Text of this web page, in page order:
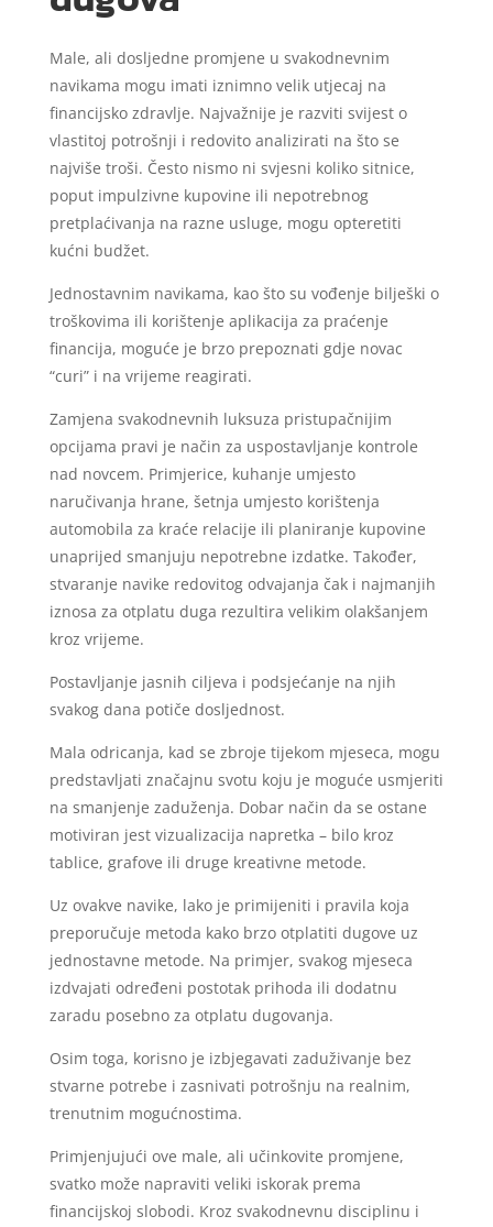
Male, ali dosljedne promjene u svakodnevnim
navikama mogu imati iznimno velik utjecaj na
financijsko zdravlje. Najvažnije je razviti svijest o
vlastitoj potrošnji i redovito analizirati na što se
najviše troši. Često nismo ni svjesni koliko sitnice,
poput impulzivne kupovine ili nepotrebnog
pretplaćivanja na razne usluge, mogu opteretiti
kućni budžet.
Jednostavnim navikama, kao što su vođenje bilješki o
troškovima ili korištenje aplikacija za praćenje
financija, moguće je brzo prepoznati gdje novac
“curi” i na vrijeme reagirati.
Zamjena svakodnevnih luksuza pristupačnijim
opcijama pravi je način za uspostavljanje kontrole
nad novcem. Primjerice, kuhanje umjesto
naručivanja hrane, šetnja umjesto korištenja
automobila za kraće relacije ili planiranje kupovine
unaprijed smanjuju nepotrebne izdatke. Također,
stvaranje navike redovitog odvajanja čak i najmanjih
iznosa za otplatu duga rezultira velikim olakšanjem
kroz vrijeme.
Postavljanje jasnih ciljeva i podsjećanje na njih
svakog dana potiče dosljednost.
Mala odricanja, kad se zbroje tijekom mjeseca, mogu
predstavljati značajnu svotu koju je moguće usmjeriti
na smanjenje zaduženja. Dobar način da se ostane
motiviran jest vizualizacija napretka – bilo kroz
tablice, grafove ili druge kreativne metode.
Uz ovakve navike, lako je primijeniti i pravila koja
preporučuje metoda kako brzo otplatiti dugove uz
jednostavne metode. Na primjer, svakog mjeseca
izdvajati određeni postotak prihoda ili dodatnu
zaradu posebno za otplatu dugovanja.
Osim toga, korisno je izbjegavati zaduživanje bez
stvarne potrebe i zasnivati potrošnju na realnim,
trenutnim mogućnostima.
Primjenjujući ove male, ali učinkovite promjene,
svatko može napraviti veliki iskorak prema
financijskoj slobodi. Kroz svakodnevnu disciplinu i